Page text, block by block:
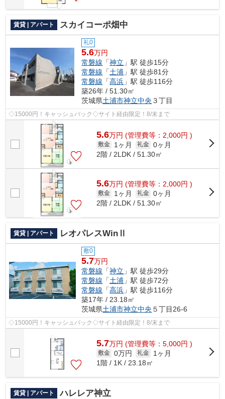
賃貸 | アパート スカイコーポ畑中
礼0
5.6万円
常磐線 「神立 」駅 徒歩15分
常磐線 「土浦 」駅 徒歩81分
常磐線 「高浜 」駅 徒歩116分
築26年 / 51.30㎡
茨城県土浦市神立中央 ３丁目
◇15000円！キャッシュバック◇サイト経由限定！8/末まで
5.6万円 (管理費等：2,000円 )
敷金 1ヶ月 礼金 0ヶ月
2階 / 2LDK / 51.30㎡
5.6万円 (管理費等：2,000円 )
敷金 1ヶ月 礼金 0ヶ月
2階 / 2LDK / 51.30㎡
賃貸 | アパート レオパレスWinⅡ
敷0
5.7万円
常磐線 「神立 」駅 徒歩29分
常磐線 「土浦 」駅 徒歩72分
常磐線 「高浜 」駅 徒歩116分
築17年 / 23.18㎡
茨城県土浦市神立中央 ５丁目26-6
◇15000円！キャッシュバック◇サイト経由限定！8/末まで
5.7万円 (管理費等：5,000円 )
敷金 0万円 礼金
1ヶ月
1階 / 1K / 23.18㎡
賃貸 | アパート ハレレア神立